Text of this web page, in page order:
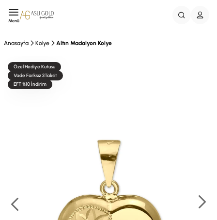
Menü
Anasayfa Kolye Altın Madalyon Kolye
Özel Hediye Kutusu
Vade Farksız 3Taksit
EFT %10 İndirim